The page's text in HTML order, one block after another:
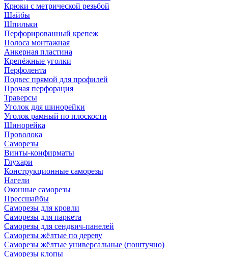
Крюки с метрической резьбой
Шайбы
Шпильки
Перфорированный крепеж
Полоса монтажная
Анкерная пластина
Крепёжные уголки
Перфолента
Подвес прямой для профилей
Прочая перфорация
Траверсы
Уголок для шинорейки
Уголок рамный по плоскости
Шинорейка
Проволока
Саморезы
Винты-конфирматы
Глухари
Конструкционные саморезы
Нагели
Оконные саморезы
Прессшайбы
Саморезы для кровли
Саморезы для паркета
Саморезы для сендвич-панелей
Саморезы жёлтые по дереву
Саморезы жёлтые универсальные (поштучно)
Саморезы клопы